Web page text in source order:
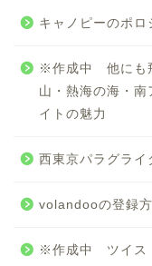
キャノピーのポロ
※作成中 他にも
山・熱海の海・南
イトの魅力
西東京パラグラ
volandooの登録
※作成中 ツイス